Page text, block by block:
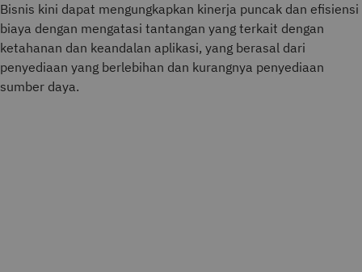
Bisnis kini dapat mengungkapkan kinerja puncak dan efisiensi
biaya dengan mengatasi tantangan yang terkait dengan
ketahanan dan keandalan aplikasi, yang berasal dari
penyediaan yang berlebihan dan kurangnya penyediaan
sumber daya.